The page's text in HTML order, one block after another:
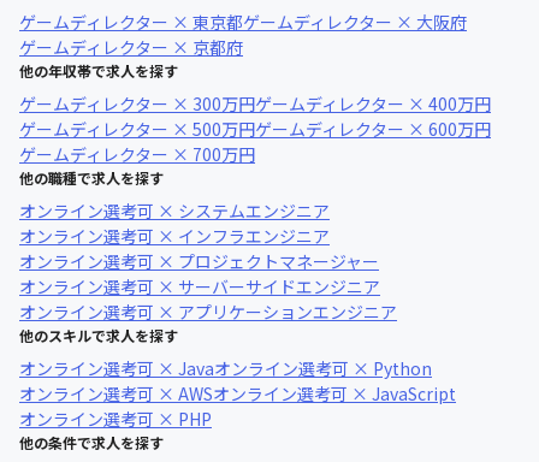
ゲームディレクター × 東京都ゲームディレクター × 大阪府
ゲームディレクター × 京都府
他の年収帯で求人を探す
ゲームディレクター × 300万円ゲームディレクター × 400万円
ゲームディレクター × 500万円ゲームディレクター × 600万円
ゲームディレクター × 700万円
他の職種で求人を探す
オンライン選考可 × システムエンジニア
オンライン選考可 × インフラエンジニア
オンライン選考可 × プロジェクトマネージャー
オンライン選考可 × サーバーサイドエンジニア
オンライン選考可 × アプリケーションエンジニア
他のスキルで求人を探す
オンライン選考可 × Javaオンライン選考可 × Python
オンライン選考可 × AWSオンライン選考可 × JavaScript
オンライン選考可 × PHP
他の条件で求人を探す